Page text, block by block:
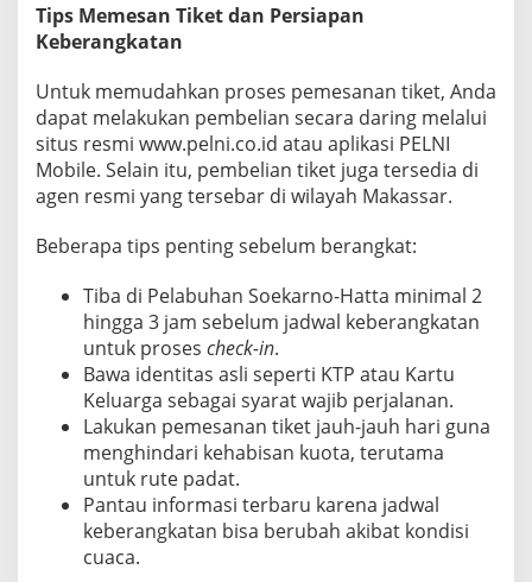
Tips Memesan Tiket dan Persiapan
Keberangkatan
Untuk memudahkan proses pemesanan tiket, Anda
dapat melakukan pembelian secara daring melalui
situs resmi www.pelni.co.id atau aplikasi PELNI
Mobile. Selain itu, pembelian tiket juga tersedia di
agen resmi yang tersebar di wilayah Makassar.
Beberapa tips penting sebelum berangkat:
Tiba di Pelabuhan Soekarno-Hatta minimal 2
hingga 3 jam sebelum jadwal keberangkatan
untuk proses check-in.
Bawa identitas asli seperti KTP atau Kartu
Keluarga sebagai syarat wajib perjalanan.
Lakukan pemesanan tiket jauh-jauh hari guna
menghindari kehabisan kuota, terutama
untuk rute padat.
Pantau informasi terbaru karena jadwal
keberangkatan bisa berubah akibat kondisi
cuaca.